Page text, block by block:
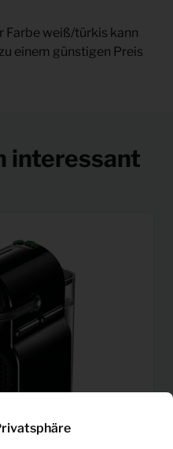
Farbe weiß/türkis kann
einem günstigen Preis
interessant